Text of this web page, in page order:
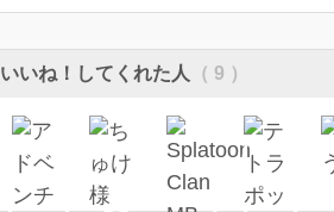
いいね！してくれた人 （ 9 ）